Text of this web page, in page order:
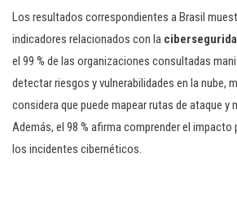
Los resultados correspondientes a Brasil
indicadores relacionados con la
el 99 % de las organizaciones consultadas
detectar riesgos y vulnerabilidades en la nube,
considera que puede mapear rutas de ataque y
Además, el 98 % afirma comprender el impacto
los incidentes cibernéticos.